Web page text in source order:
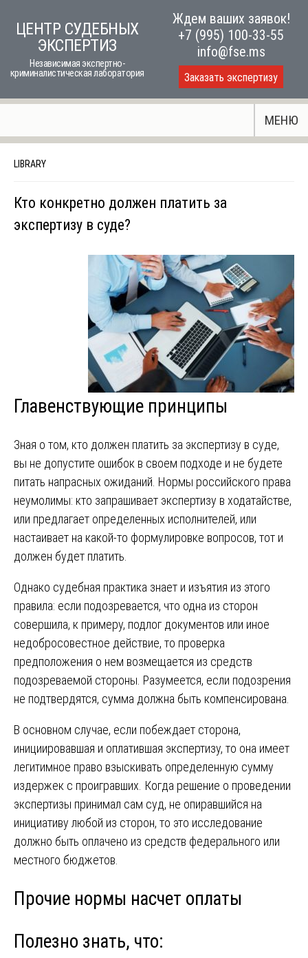
ЦЕНТР СУДЕБНЫХ
ЭКСПЕРТИЗ
Независимая экспертно-
криминалистическая лаборатория
Ждем ваших заявок!
+7 (995) 100-33-55
info@fse.ms
Заказать экспертизу
МЕНЮ
LIBRARY
Кто конкретно должен платить за
экспертизу в суде?
Главенствующие принципы
Зная о том, кто должен платить за экспертизу в суде,
вы не допустите ошибок в своем подходе и не будете
питать напрасных ожиданий. Нормы российского права
неумолимы: кто запрашивает экспертизу в ходатайстве,
или предлагает определенных исполнителей, или
настаивает на какой-то формулировке вопросов, тот и
должен будет платить.
Однако судебная практика знает и изъятия из этого
правила: если подозревается, что одна из сторон
совершила, к примеру, подлог документов или иное
недобросовестное действие, то проверка
предположения о нем возмещается из средств
подозреваемой стороны. Разумеется, если подозрения
не подтвердятся, сумма должна быть компенсирована.
В основном случае, если побеждает сторона,
инициировавшая и оплатившая экспертизу, то она имеет
легитимное право взыскивать определенную сумму
издержек с проигравших. Когда решение о проведении
экспертизы принимал сам суд, не опиравшийся на
инициативу любой из сторон, то это исследование
должно быть оплачено из средств федерального или
местного бюджетов.
Прочие нормы насчет оплаты
Полезно знать, что: